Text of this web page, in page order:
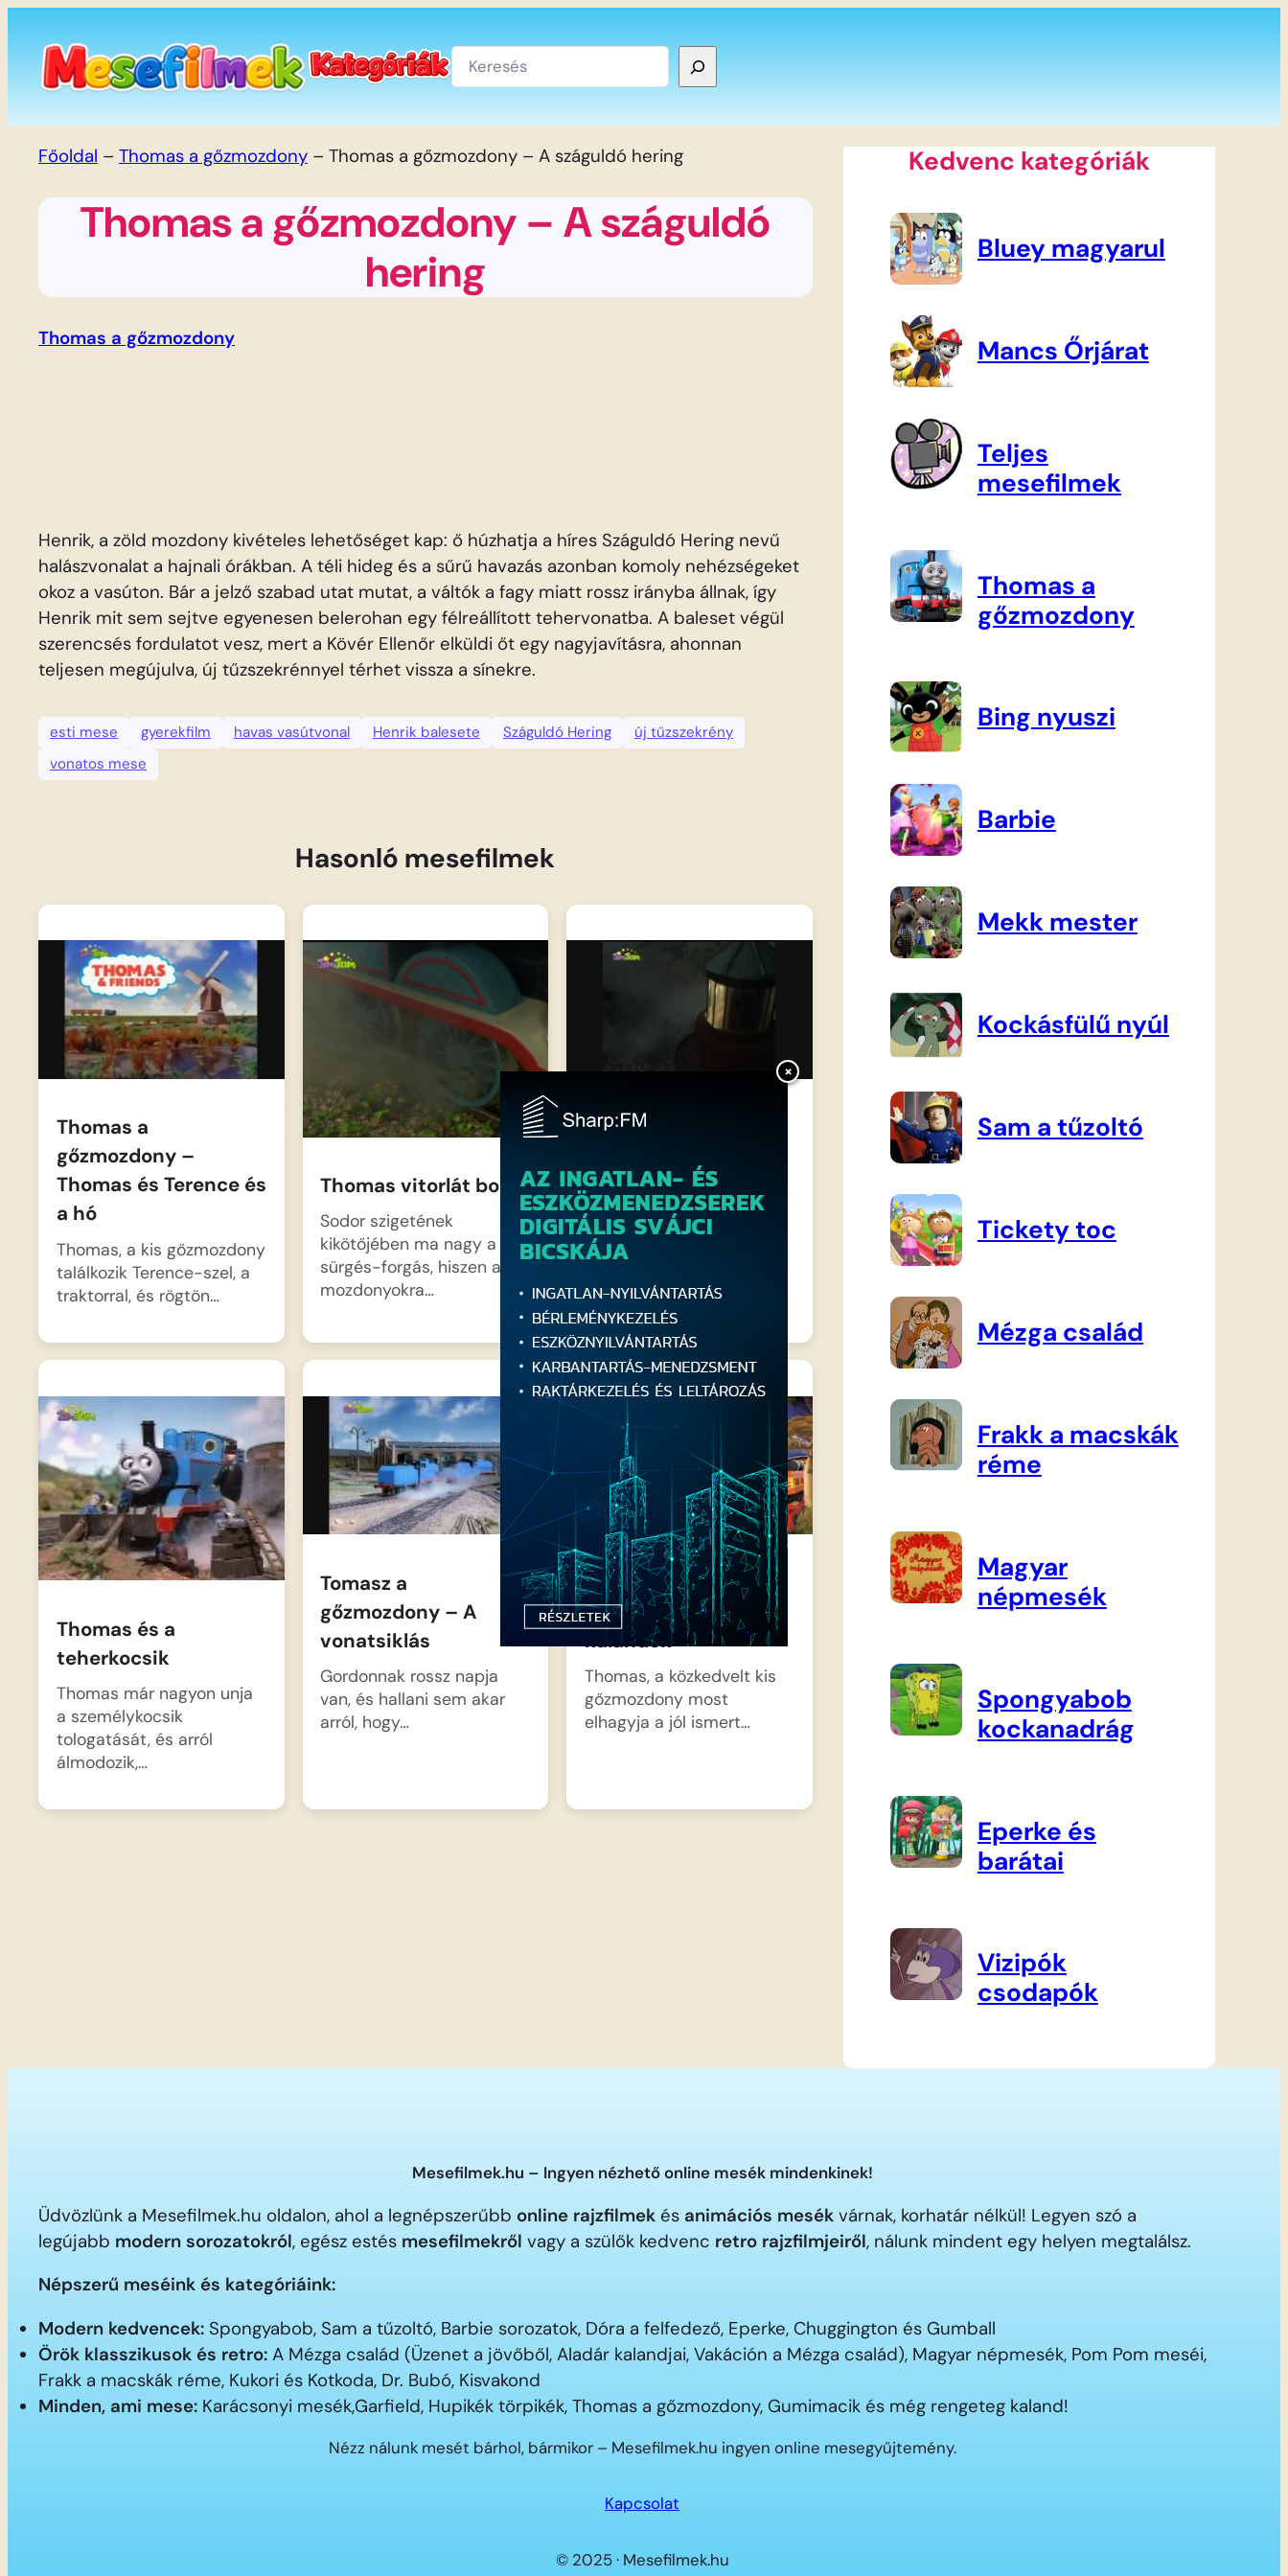
×
tartalomhoz
Keresés
Főoldal – Thomas a gőzmozdony – Thomas a gőzmozdony – A száguldó hering
Thomas a gőzmozdony – A száguldó
hering
Thomas a gőzmozdony
Henrik, a zöld mozdony kivételes lehetőséget kap: ő húzhatja a híres Száguldó Hering nevű
halászvonalat a hajnali órákban. A téli hideg és a sűrű havazás azonban komoly nehézségeket
okoz a vasúton. Bár a jelző szabad utat mutat, a váltók a fagy miatt rossz irányba állnak, így
Henrik mit sem sejtve egyenesen belerohan egy félreállított tehervonatba. A baleset végül
szerencsés fordulatot vesz, mert a Kövér Ellenőr elküldi őt egy nagyjavításra, ahonnan
teljesen megújulva, új tűzszekrénnyel térhet vissza a sínekre.
esti mese gyerekfilm havas vasútvonal Henrik balesete Száguldó Hering
új tűzszekrény
vonatos mese
Hasonló mesefilmek
Thomas a
gőzmozdony –
Thomas és Terence és
a hó
Thomas, a kis gőzmozdony
találkozik Terence-szel, a
traktorral, és rögtön…
Thomas vitorlát bont
Sodor szigetének
kikötőjében ma nagy a
sürgés-forgás, hiszen a
mozdonyokra…
Thomas és az űrhajó
Sodor szigetére sűrű köd
ereszkedett, amikor Percy,
a kis zöld…
Thomas és a
teherkocsik
Thomas már nagyon unja
a személykocsik
tologatását, és arról
álmodozik,…
Tomasz a
gőzmozdony – A
vonatsiklás
Gordonnak rossz napja
van, és hallani sem akar
arról, hogy…
Thomas és barátai –
Nagy világ nagy
kalandok
Thomas, a közkedvelt kis
gőzmozdony most
elhagyja a jól ismert…
Kedvenc kategóriák
Bluey magyarul
Mancs Őrjárat
Teljes
mesefilmek
Thomas a
gőzmozdony
Bing nyuszi
Barbie
Mekk mester
Kockásfülű nyúl
Sam a tűzoltó
Tickety toc
Mézga család
Frakk a macskák
réme
Magyar
népmesék
Spongyabob
kockanadrág
Eperke és
barátai
Vizipók
csodapók
Mesefilmek.hu – Ingyen nézhető online mesék mindenkinek!
Üdvözlünk a Mesefilmek.hu oldalon, ahol a legnépszerűbb online rajzfilmek és animációs mesék várnak, korhatár nélkül! Legyen szó a
legújabb modern sorozatokról, egész estés mesefilmekről vagy a szülők kedvenc retro rajzfilmjeiről, nálunk mindent egy helyen megtalálsz.
Népszerű meséink és kategóriáink:
Modern kedvencek: Spongyabob, Sam a tűzoltó, Barbie sorozatok, Dóra a felfedező, Eperke, Chuggington és Gumball
Örök klasszikusok és retro: A Mézga család (Üzenet a jövőből, Aladár kalandjai, Vakáción a Mézga család), Magyar népmesék, Pom Pom meséi,
Frakk a macskák réme, Kukori és Kotkoda, Dr. Bubó, Kisvakond
Minden, ami mese: Karácsonyi mesék,Garfield, Hupikék törpikék, Thomas a gőzmozdony, Gumimacik és még rengeteg kaland!
Nézz nálunk mesét bárhol, bármikor – Mesefilmek.hu ingyen online mesegyűjtemény.
Kapcsolat
© 2025 · Mesefilmek.hu